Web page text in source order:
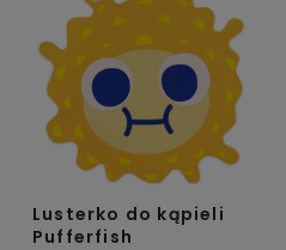
Lusterko do kąpieli
Pufferfish